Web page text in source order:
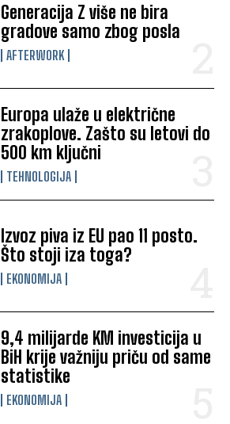
Generacija Z više ne bira
gradove samo zbog posla
AFTERWORK
Europa ulaže u električne
zrakoplove. Zašto su letovi do
500 km ključni
TEHNOLOGIJA
Izvoz piva iz EU pao 11 posto.
Što stoji iza toga?
EKONOMIJA
9,4 milijarde KM investicija u
BiH krije važniju priču od same
statistike
EKONOMIJA